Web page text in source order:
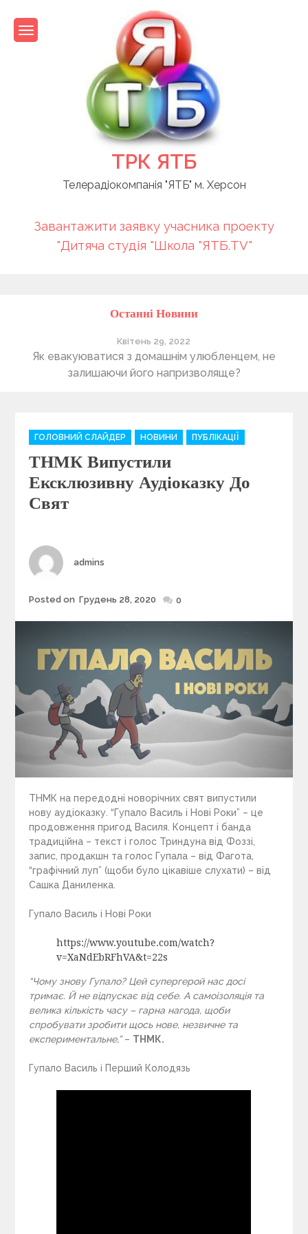
content
ТРК ЯТБ
Телерадіокомпанія "ЯТБ" м. Херсон
Завантажити заявку учасника проекту
"Дитяча студія "Школа "ЯТБ.TV"
Останні Новини
Квітень 29, 2022
Як евакуюватися з домашнім улюбленцем, не
залишаючи його напризволяще?
C
a
t
e
g
o
e
s
ГОЛОВНИЙ СЛАЙДЕР НОВИНИ ПУБЛІКАЦІЇ
ТНМК Випустили
Ексклюзивну Аудіоказку До
Свят
Author
admins
Posted
Posted on Грудень 28, 2020 0
ТНМК на передодні новорічних свят випустили
нову аудіоказку. “Гупало Василь і Нові Роки” – це
продовження пригод Василя. Концепт і банда
традиційна – текст і голос Триндуна від Фоззі,
запис, продакшн та голос Гупала – від Фагота,
“графічний луп” (щоби було цікавіше слухати) – від
Сашка Даниленка.
Гупало Василь і Нові Роки
https://www.youtube.com/watch?
v=XaNdEbRFhVA&t=22s
“Чому знову Гупало? Цей супергерой нас досі
тримає. Й не відпускає від себе. А самоізоляція та
велика кількість часу – гарна нагода, щоби
спробувати зробити щось нове, незвичне та
експериментальне,”– ТНМК.
Гупало Василь і Перший Колодязь